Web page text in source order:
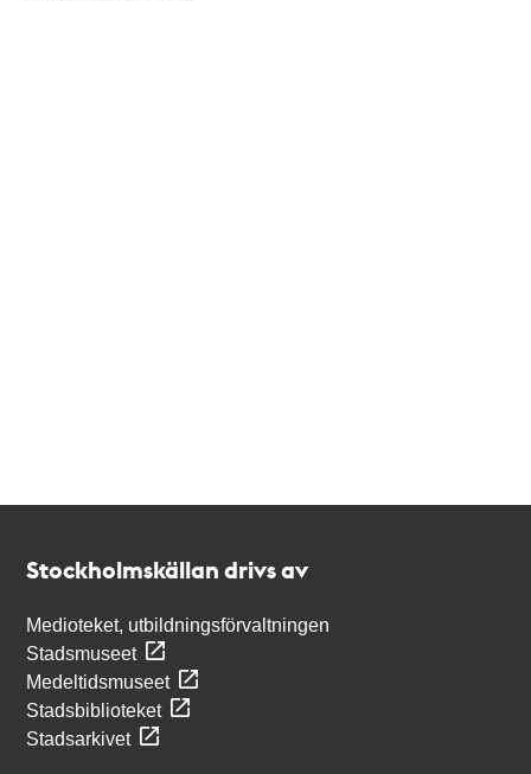
Stockholmskällan drivs av
Medioteket, utbildningsförvaltningen
Stadsmuseet
Medeltidsmuseet
Stadsbiblioteket
Stadsarkivet